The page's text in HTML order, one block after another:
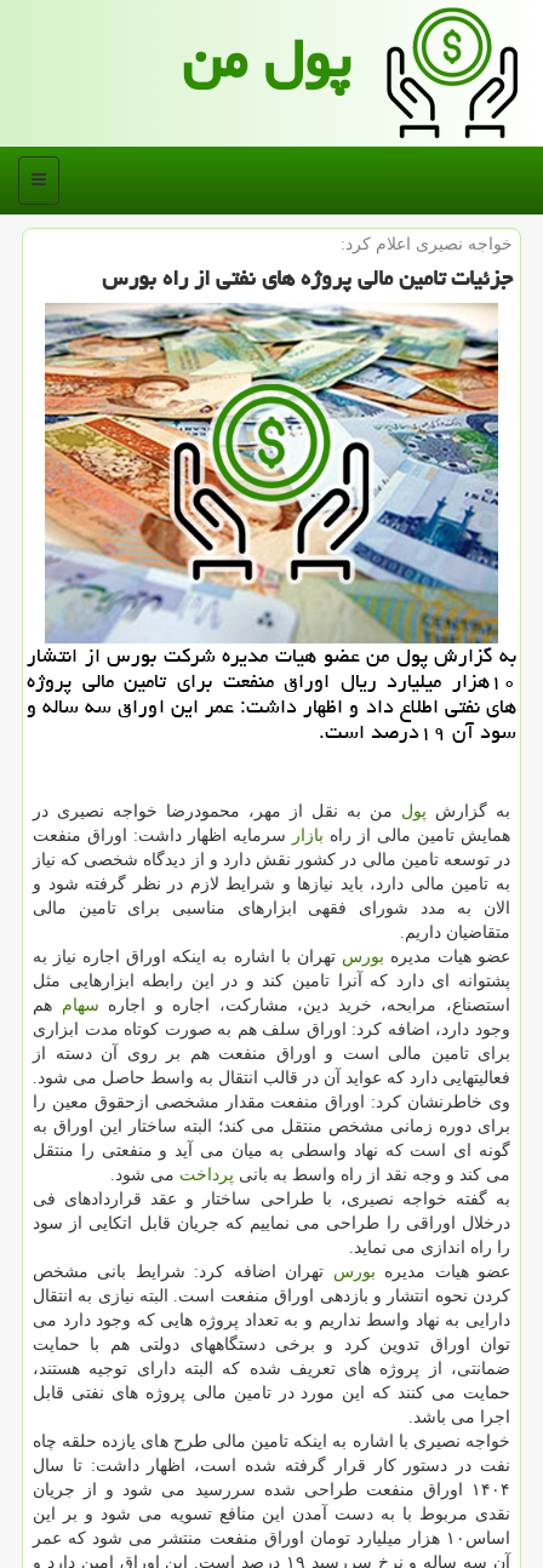
پول من
منو
خواجه نصیری اعلام كرد:
جزئیات تامین مالی پروژه های نفتی از راه بورس
به گزارش پول من عضو هیات مدیره شركت بورس از انتشار
۱۰هزار میلیارد ریال اوراق منفعت برای تامین مالی پروژه
های نفتی اطلاع داد و اظهار داشت: عمر این اوراق سه ساله و
سود آن ۱۹درصد است.
به گزارش پول من به نقل از مهر، محمودرضا خواجه نصیری در
همایش تامین مالی از راه بازار
سرمایه اظهار داشت: اوراق منفعت
در توسعه تامین مالی در كشور نقش دارد و از دیدگاه شخصی كه نیاز
به تامین مالی دارد، باید نیازها و شرایط لازم در نظر گرفته شود و
الان به مدد شورای فقهی ابزارهای مناسبی برای تامین مالی
متقاضیان داریم.
عضو هیات مدیره بورس تهران با اشاره به اینكه اوراق اجاره نیاز به
پشتوانه ای دارد كه آنرا تامین كند و در این رابطه ابزارهایی مثل
استصناع، مرابحه، خرید دین، مشاركت، اجاره و اجاره سهام هم
وجود دارد، اضافه كرد: اوراق سلف هم به صورت كوتاه مدت ابزاری
برای تامین مالی است و اوراق منفعت هم بر روی آن دسته از
فعالیتهایی دارد كه عواید آن در قالب انتقال به واسط حاصل می شود.
وی خاطرنشان كرد: اوراق منفعت مقدار مشخصی ازحقوق معین را
برای دوره زمانی مشخص منتقل می كند؛ البته ساختار این اوراق به
گونه ای است كه نهاد واسطی به میان می آید و منفعتی را منتقل
می كند و وجه نقد از راه واسط به بانی پرداخت می شود.
به گفته خواجه نصیری، با طراحی ساختار و عقد قراردادهای فی
درخلال اوراقی را طراحی می نماییم كه جریان قابل اتكایی از سود
را راه اندازی می نماید.
عضو هیات مدیره بورس تهران اضافه كرد: شرایط بانی مشخص
كردن نحوه انتشار و بازدهی اوراق منفعت است. البته نیازی به انتقال
دارایی به نهاد واسط نداریم و به تعداد پروژه هایی كه وجود دارد می
توان اوراق تدوین كرد و برخی دستگاههای دولتی هم با حمایت
ضمانتی، از پروژه های تعریف شده كه البته دارای توجیه هستند،
حمایت می كنند كه این مورد در تامین مالی پروژه های نفتی قابل
اجرا می باشد.
خواجه نصیری با اشاره به اینكه تامین مالی طرح های یازده حلقه چاه
نفت در دستور كار قرار گرفته شده است، اظهار داشت: تا سال
۱۴۰۴ اوراق منفعت طراحی شده سررسید می شود و از جریان
نقدی مربوط با به دست آمدن این منافع تسویه می شود و بر این
اساس۱۰ هزار میلیارد تومان اوراق منفعت منتشر می شود كه عمر
آن سه ساله و نرخ سررسید ۱۹ درصد است. این اوراق امین دارد و